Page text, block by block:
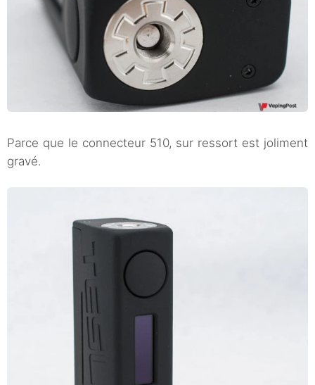
Parce que le connecteur 510, sur ressort est joliment
gravé.